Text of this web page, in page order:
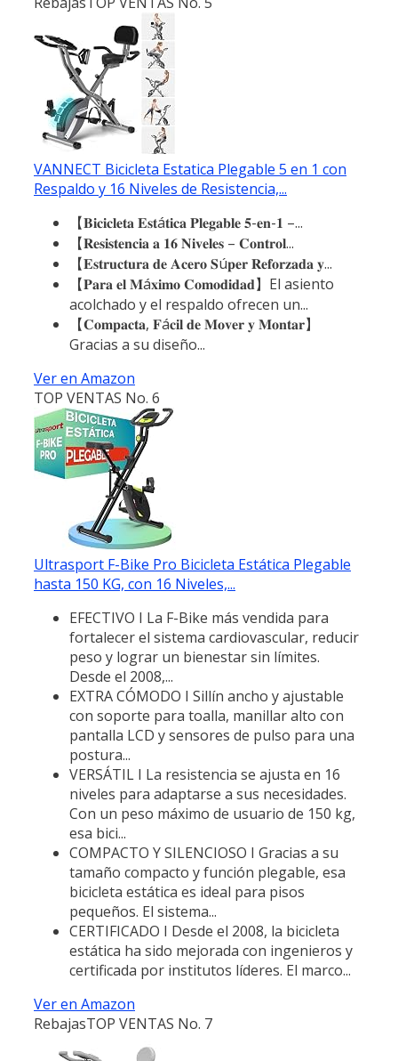
VANNECT Bicicleta Estatica Plegable 5 en 1 con
Respaldo y 16 Niveles de Resistencia,...
【𝐁𝐢𝐜𝐢𝐜𝐥𝐞𝐭𝐚 𝐄𝐬𝐭á𝐭𝐢𝐜𝐚 𝐏𝐥𝐞𝐠𝐚𝐛𝐥𝐞 𝟓-𝐞𝐧-𝟏 –...
【𝐑𝐞𝐬𝐢𝐬𝐭𝐞𝐧𝐜𝐢𝐚 𝐚 𝟏𝟔 𝐍𝐢𝐯𝐞𝐥𝐞𝐬 – 𝐂𝐨𝐧𝐭𝐫𝐨𝐥...
【𝐄𝐬𝐭𝐫𝐮𝐜𝐭𝐮𝐫𝐚 𝐝𝐞 𝐀𝐜𝐞𝐫𝐨 𝐒ú𝐩𝐞𝐫 𝐑𝐞𝐟𝐨𝐫𝐳𝐚𝐝𝐚 𝐲...
【𝐏𝐚𝐫𝐚 𝐞𝐥 𝐌á𝐱𝐢𝐦𝐨 𝐂𝐨𝐦𝐨𝐝𝐢𝐝𝐚𝐝】El asiento
acolchado y el respaldo ofrecen un...
【𝐂𝐨𝐦𝐩𝐚𝐜𝐭𝐚, 𝐅á𝐜𝐢𝐥 𝐝𝐞 𝐌𝐨𝐯𝐞𝐫 𝐲 𝐌𝐨𝐧𝐭𝐚𝐫】
Gracias a su diseño...
Ver en Amazon
TOP VENTAS No. 6
Ultrasport F-Bike Pro Bicicleta Estática Plegable
hasta 150 KG, con 16 Niveles,...
EFECTIVO I La F-Bike más vendida para
fortalecer el sistema cardiovascular, reducir
peso y lograr un bienestar sin límites.
Desde el 2008,...
EXTRA CÓMODO I Sillín ancho y ajustable
con soporte para toalla, manillar alto con
pantalla LCD y sensores de pulso para una
postura...
VERSÁTIL I La resistencia se ajusta en 16
niveles para adaptarse a sus necesidades.
Con un peso máximo de usuario de 150 kg,
esa bici...
COMPACTO Y SILENCIOSO I Gracias a su
tamaño compacto y función plegable, esa
bicicleta estática es ideal para pisos
pequeños. El sistema...
CERTIFICADO I Desde el 2008, la bicicleta
estática ha sido mejorada con ingenieros y
certificada por institutos líderes. El marco...
Ver en Amazon
RebajasTOP VENTAS No. 7